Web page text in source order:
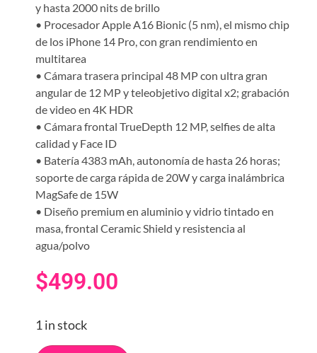
y hasta 2000 nits de brillo
• Procesador Apple A16 Bionic (5 nm), el mismo chip
de los iPhone 14 Pro, con gran rendimiento en
multitarea
• Cámara trasera principal 48 MP con ultra gran
angular de 12 MP y teleobjetivo digital x2; grabación
de video en 4K HDR
• Cámara frontal TrueDepth 12 MP, selfies de alta
calidad y Face ID
• Batería 4383 mAh, autonomía de hasta 26 horas;
soporte de carga rápida de 20W y carga inalámbrica
MagSafe de 15W
• Diseño premium en aluminio y vidrio tintado en
masa, frontal Ceramic Shield y resistencia al
agua/polvo
$499.00
1 in stock